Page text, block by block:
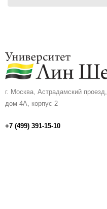
г. Москва, Астрадамский проезд,
дом 4А, корпус 2
+7 (499) 391-15-10